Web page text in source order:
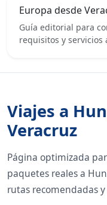
Europa desde
Guía editorial para
requisitos y servicios
Viajes a
Veracruz
Página optimizada
paquetes reales a
rutas recomendadas